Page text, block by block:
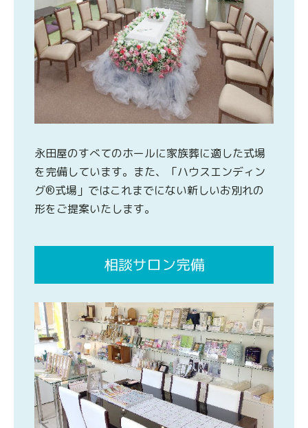
永田屋のすべてのホールに家族葬に適した式場
を完備しています。また、「ハウスエンディン
グ®式場」ではこれまでにない新しいお別れの
形をご提案いたします。
相談サロン完備